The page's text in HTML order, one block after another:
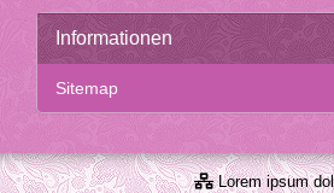
Informationen
Sitemap
Lorem ipsum